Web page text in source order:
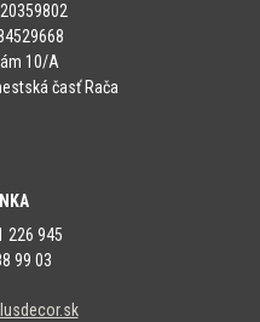
10/A
časť Rača
226 945
99 03